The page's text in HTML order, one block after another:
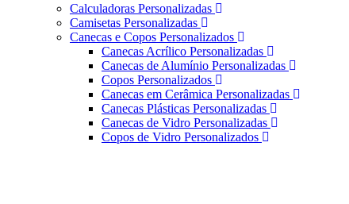
Calculadoras Personalizadas
Camisetas Personalizadas
Canecas e Copos Personalizados
Canecas Acrílico Personalizadas
Canecas de Alumínio Personalizadas
Copos Personalizados
Canecas em Cerâmica Personalizadas
Canecas Plásticas Personalizadas
Canecas de Vidro Personalizadas
Copos de Vidro Personalizados